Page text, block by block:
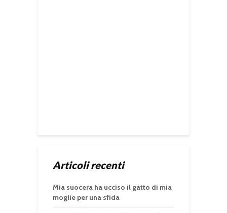
Articoli recenti
Mia suocera ha ucciso il gatto di mia
moglie per una sfida